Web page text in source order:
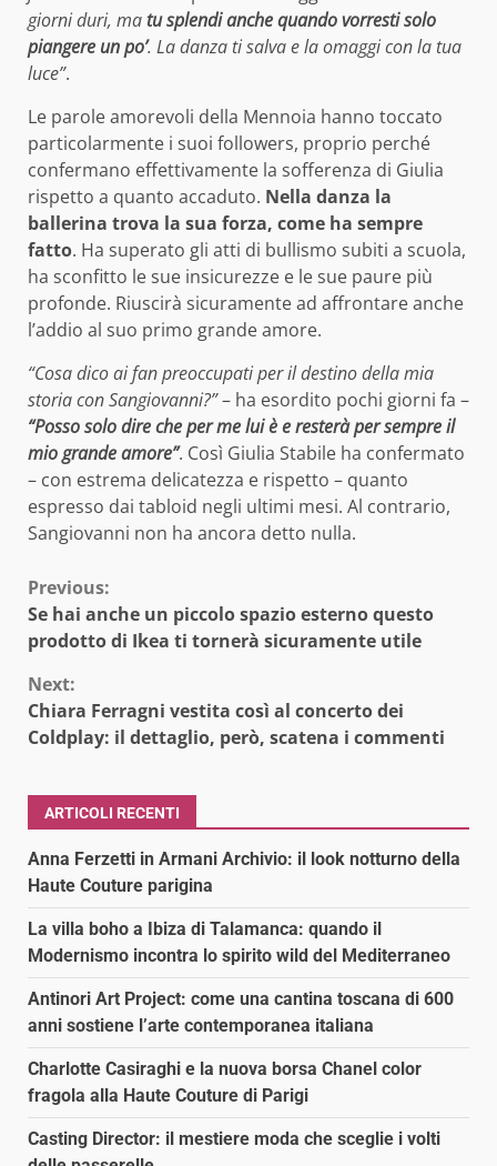
giorni duri, matu splendi anche quando vorresti solo
piangere un po’. La danza ti salva e la omaggi con la tua
luce”.
Le parole amorevoli della Mennoia hanno toccato
particolarmente i suoi followers, proprio perché
confermano effettivamente la sofferenza di Giulia
rispetto a quanto accaduto. Nella danza la
ballerina trova la sua forza, come ha sempre
fatto. Ha superato gli atti di bullismo subiti a scuola,
ha sconfitto le sue insicurezze e le sue paure più
profonde. Riuscirà sicuramente ad affrontare anche
l’addio al suo primo grande amore.
“Cosa dico ai fan preoccupati per il destino della mia
storia con Sangiovanni?”– ha esordito pochi giorni fa –
“Posso solo dire che per me lui è e resterà per sempre il
mio grande amore”. Così Giulia Stabile ha confermato
– con estrema delicatezza e rispetto – quanto
espresso dai tabloid negli ultimi mesi. Al contrario,
Sangiovanni non ha ancora detto nulla.
Continue
Reading
Previous:
Se hai anche un piccolo spazio esterno questo
prodotto di Ikea ti tornerà sicuramente utile
Next:
Chiara Ferragni vestita così al concerto dei
Coldplay: il dettaglio, però, scatena i commenti
ARTICOLI RECENTI
Anna Ferzetti in Armani Archivio: il look notturno della
Haute Couture parigina
La villa boho a Ibiza di Talamanca: quando il
Modernismo incontra lo spirito wild del Mediterraneo
Antinori Art Project: come una cantina toscana di 600
anni sostiene l’arte contemporanea italiana
Charlotte Casiraghi e la nuova borsa Chanel color
fragola alla Haute Couture di Parigi
Casting Director: il mestiere moda che sceglie i volti